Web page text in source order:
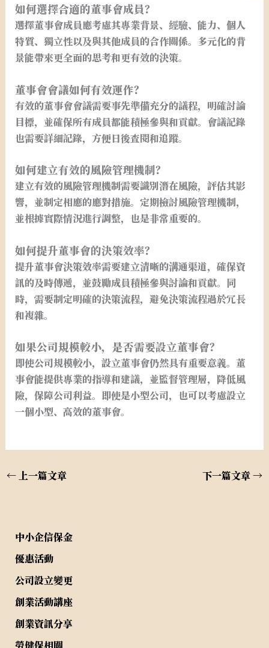
如何選擇合適的董事會成員？
選擇董事會成員應考慮其專業背景、經驗、能力、個人
特質、獨立性以及與其他成員的合作關係。多元化的背
景能帶來更全面的思考和更有效的決策。
董事會會議如何有效運作？
有效的董事會會議需要事先準備充分的議程，明確討論
目標，並確保所有成員都能積極參與和貢獻。會議記錄
也需要詳細記錄，方便日後查閱和追蹤。
如何建立有效的風險管理機制？
建立有效的風險管理機制需要識別潛在風險，評估其影
響，並制定相應的應對措施。定期檢討風險管理機制，
並根據實際情況進行調整，也是非常重要的。
如何提升董事會的決策效率？
提升董事會決策效率需要建立清晰的溝通渠道，確保資
訊的及時傳遞，並鼓勵成員積極參與討論和貢獻。同
時，需要制定明確的決策流程，避免決策流程過於冗長
和複雜。
如果公司規模較小，是否需要設立董事會？
即使公司規模較小，設立董事會仍然具有重要意義。董
事會能提供專業的指導和建議，並監督管理層，降低風
險，保障公司利益。即使是小型公司，也可以考慮設立
一個小型、高效的董事會。
←上一篇文章 下一篇文章→
中小企信保金
優惠活動
公司設立變更
創業活動講座
創業資訊分享